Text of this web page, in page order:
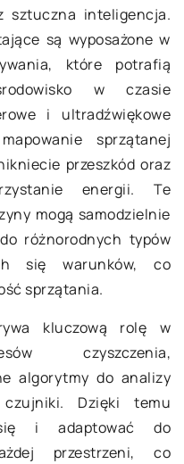
sztuczna inteligencja.
są wyposażone w
które potrafią
w czasie
i ultradźwiękowe
sprzątanej
przeszkód oraz
energii. Te
mogą samodzielnie
różnorodnych typów
się warunków, co
sprzątania.
kluczową rolę w
czyszczenia,
algorytmy do analizy
Dzięki temu
i adaptować do
przestrzeni, co